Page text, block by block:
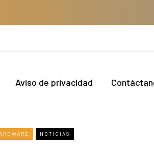
Aviso de privacidad
NOTICIAS